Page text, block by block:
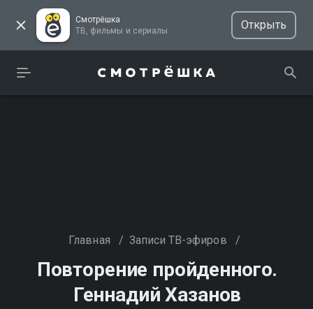
Смотрёшка
ТВ, фильмы и сериалы
Открыть
Главная / Записи ТВ-эфиров /
Повторение пройденного.
Геннадий Хазанов